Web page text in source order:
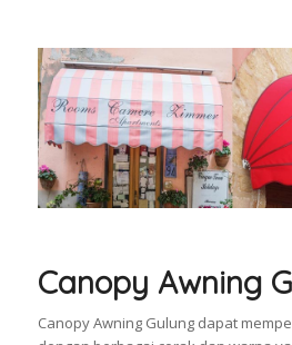
Canopy Awning
Canopy Awning Gulung dapat